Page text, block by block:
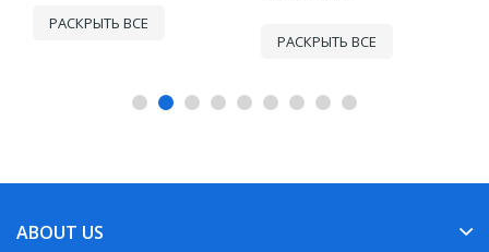
РАСКРЫТЬ ВСЕ
РАСКРЫТЬ ВСЕ
ABOUT US